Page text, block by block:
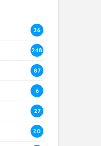
26
248
87
6
27
20